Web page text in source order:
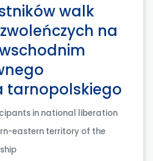
walk
na
tarnopolskiego
in national liberation
eastern territory of the